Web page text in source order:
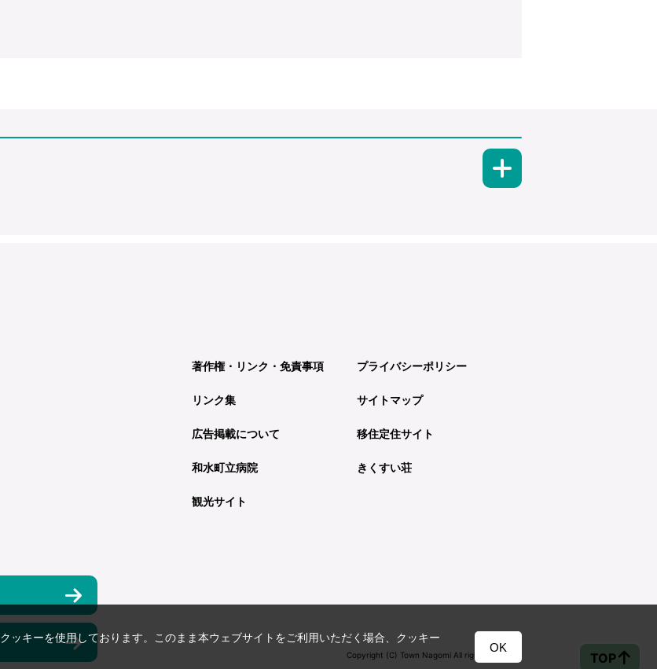
著作権・リンク・免責事項 プライバシーポリシー
リンク集 サイトマップ
広告掲載について 移住定住サイト
和水町立病院 きくすい荘
観光サイト
Copyright (C) Town Nagomi All rights reserved TOP
ッキーを使用しております。このまま本ウェブサイトをご利用いただく場合、クッキー
OK